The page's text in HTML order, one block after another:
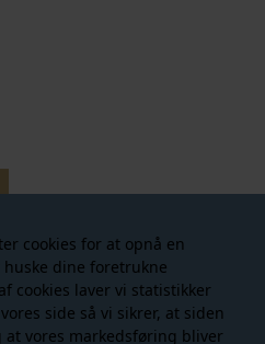
cookies for at opnå en
dine foretrukne
cookies laver vi statistikker
side så vi sikrer, at siden
vores markedsføring bliver
GLS Pakkeshop.
inden 13.30 (hverdage)